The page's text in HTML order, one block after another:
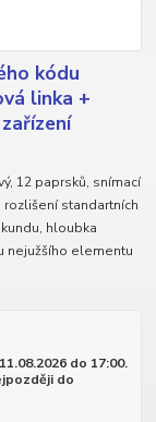
kódu
linka +
12 paprsků, snímací
rozlišení standartních
hloubka
nejužšího elementu
do 17:00.
do